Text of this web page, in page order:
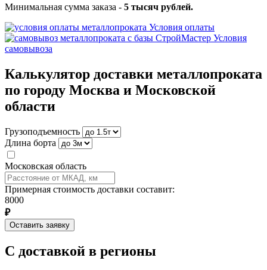
Минимальная сумма заказа - 5 тысяч рублей.
Условия оплаты
Условия
самовывоза
Калькулятор доставки металлопроката
по городу Москва и Московской
области
Грузоподъемность
Длина борта
Московская область
Примерная стоимость доставки составит:
8000
₽
Оставить заявку
С доставкой в регионы